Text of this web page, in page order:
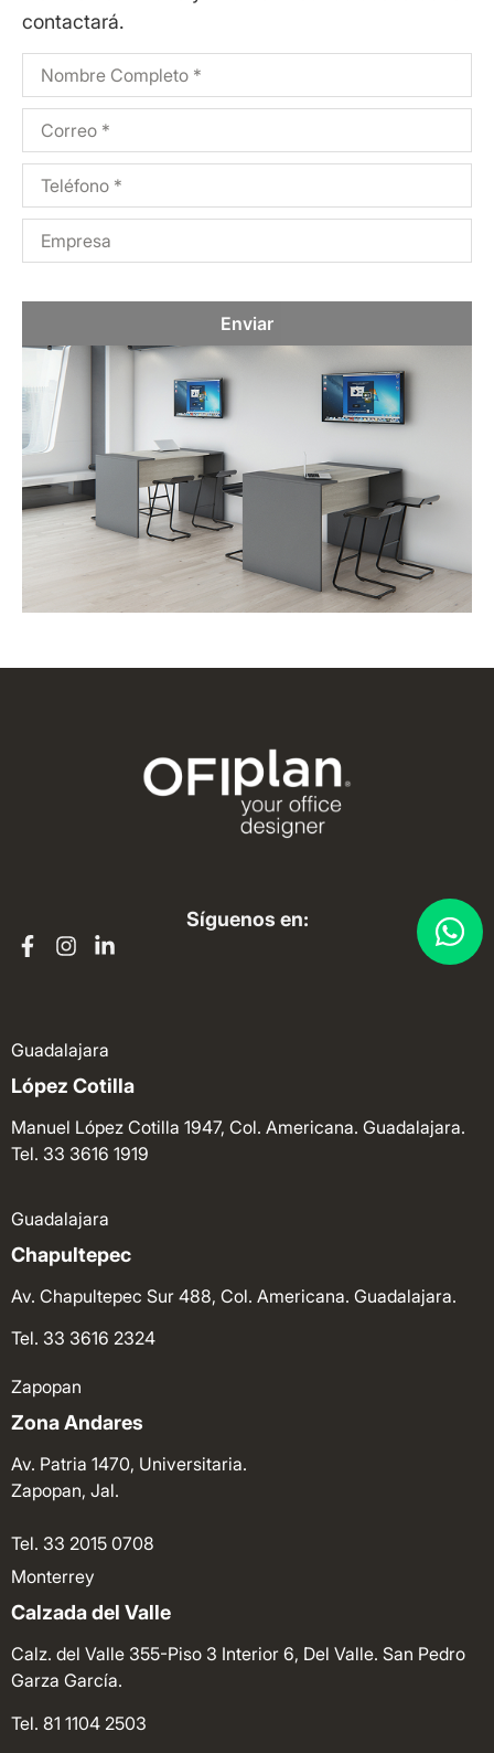
contactará.
Enviar
Síguenos en:
Guadalajara
López Cotilla
Manuel López Cotilla 1947, Col. Americana. Guadalajara.
Tel. 33 3616 1919
Guadalajara
Chapultepec
Av. Chapultepec Sur 488, Col. Americana. Guadalajara.
Tel. 33 3616 2324
Zapopan
Zona Andares
Av. Patria 1470, Universitaria.
Zapopan, Jal.
Tel. 33 2015 0708
Monterrey
Calzada del Valle
Calz. del Valle 355-Piso 3 Interior 6, Del Valle. San Pedro
Garza García.
Tel. 81 1104 2503